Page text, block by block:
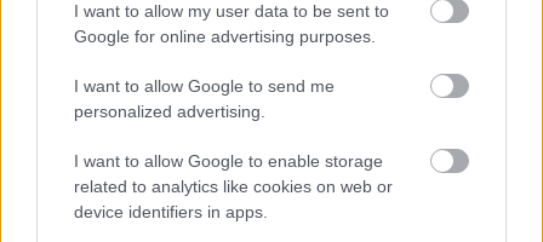
I want to allow my user data to be sent to
Google for online advertising purposes.
I want to allow Google to send me
personalized advertising.
I want to allow Google to enable storage
related to analytics like cookies on web or
device identifiers in apps.
Die Inhalte und Materialien auf dieser Website dienen nur zu
Redaktion der Website sind nicht für die Ergebnisse ihrer
Anwendung verantwortlich. Bevor Sie Ratschläge oder Tipps auf
zu konsultieren.